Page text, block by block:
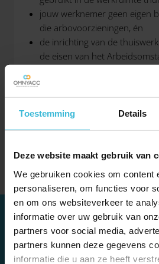
Toestemming Details
Deze website maakt gebruik van
We gebruiken cookies om content
personaliseren, om functies voor
en om ons websiteverkeer te
informatie over uw gebruik van
partners voor social media,
partners kunnen deze gegevens
informatie die u aan ze heeft
jouw werknemer geen eigen
die arbovoorzieningen, én
de inrichting van de
de eisen van het
Voldoe je aan deze
werkkostenregeling (WKR). Dat
voorzieningen belastingvrij aan
ruimte van de WKR.